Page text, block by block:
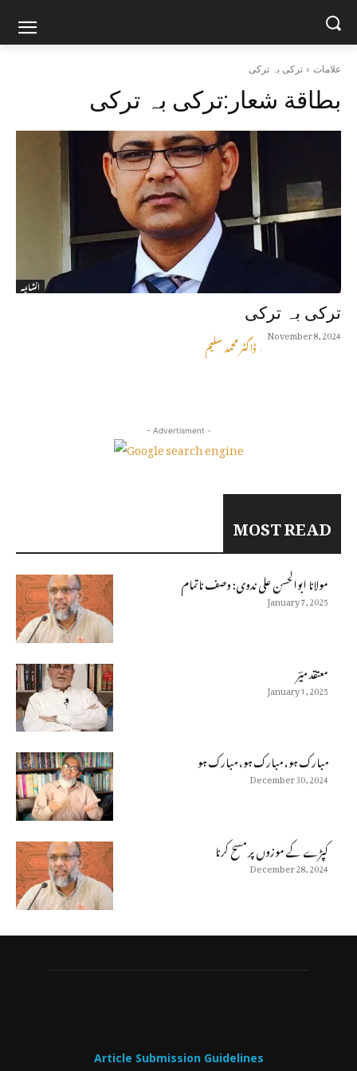
علامات ترکی بہ ترکی
بطاقة شعار:ترکی بہ ترکی
انشائیہ
ترکی بہ ترکی
ڈاکٹر محمد سلیم -
November 8, 2024
- Advertisment -
MOST READ
مولانا ابوالحسن على ندوى: وصف ناتمام
January 7, 2025
معتقد میؔر
January 1, 2025
مبارک ہو، مبارک ہو، مبارک ہو
December 30, 2024
كپڑے كے موزوں پر مسح كرنا
December 28, 2024
Article Submission Guidelines